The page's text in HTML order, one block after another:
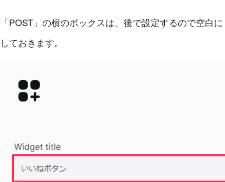
「POST」の横のボックスは、後で設定するので空白に
しておきます。